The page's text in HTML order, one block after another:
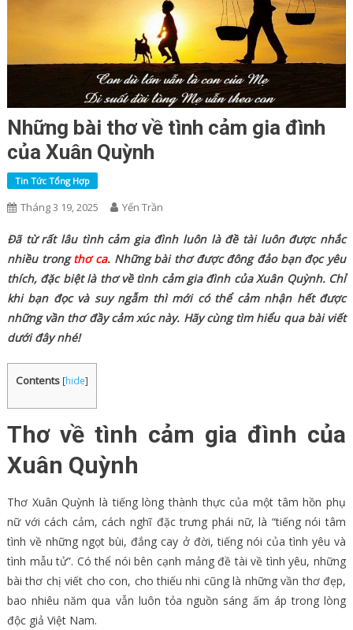
Những bài thơ về tình cảm gia đình
của Xuân Quỳnh
Tin Tức Tổng Hợp
Tháng 3 19, 2025 Yến Trần
Đã từ rất lâu tình cảm gia đình luôn là đề tài luôn được nhắc
nhiều trongthơ ca. Những bài thơ được đông đảo bạn đọc yêu
thích, đặc biệt là thơ về tình cảm gia đình của Xuân Quỳnh. Chỉ
khi bạn đọc và suy ngẫm thì mới có thể cảm nhận hết được
những vần thơ đầy cảm xúc này. Hãy cùng tìm hiểu qua bài viết
dưới đây nhé!
Contents [hide]
Thơ về tình cảm gia đình của
Xuân Quỳnh
Thơ Xuân Quỳnh là tiếng lòng thành thực của một tâm hồn phụ
nữ với cách cảm, cách nghĩ đặc trưng phái nữ, là “tiếng nói tâm
tình về những ngọt bùi, đắng cay ở đời, tiếng nói của tình yêu và
tình mẫu tử”. Có thể nói bên cạnh mảng đề tài về tình yêu, những
bài thơ chị viết cho con, cho thiếu nhi cũng là những vần thơ đẹp,
bao nhiêu năm qua vẫn luôn tỏa nguồn sáng ấm áp trong lòng
độc giả Việt Nam.